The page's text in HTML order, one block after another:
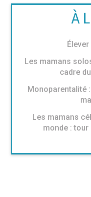
À
Les mamans
cadre
Monoparentalité
Les mamans
monde : tour